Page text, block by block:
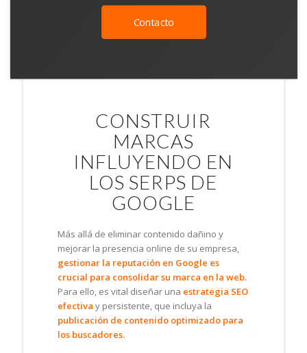
Contacto
CONSTRUIR
MARCAS
INFLUYENDO EN
LOS SERPS DE
GOOGLE
Más allá de eliminar contenido dañino y
mejorar la presencia online de su empresa,
gestionar la reputación en Google es
crucial para consolidar su marca en la web.
Para ello, es vital diseñar una estrategia SEO
efectiva y persistente, que incluya la
publicación de contenido optimizado para
los buscadores.